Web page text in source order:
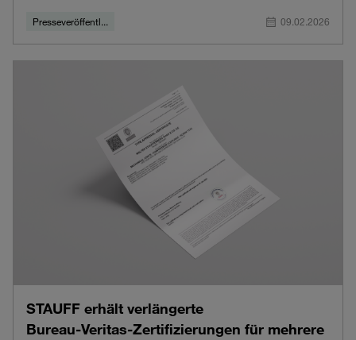
Presseveröffentl... 09.02.2026
STAUFF erhält verlängerte
Bureau‑Veritas‑Zertifizierungen für mehrere